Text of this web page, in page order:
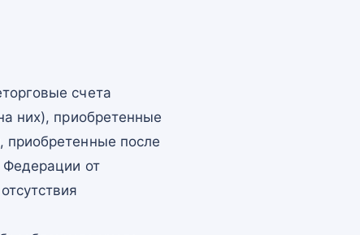
счета
них), приобретенные
после
Федерации от